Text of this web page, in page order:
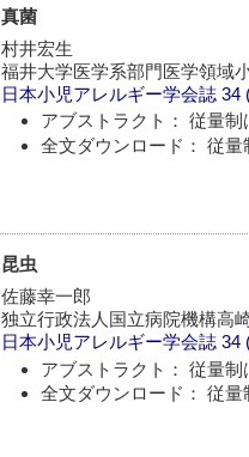
真菌
村井宏生
福井大学医学系部門医学領域
日本小児アレルギー学会誌 34
アブストラクト： 従量制
全文ダウンロード： 従量
昆虫
佐藤幸一郎
独立行政法人国立病院機構高
日本小児アレルギー学会誌 34
アブストラクト： 従量制
全文ダウンロード： 従量